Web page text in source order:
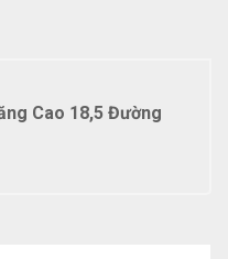
Cao 18,5 Đường